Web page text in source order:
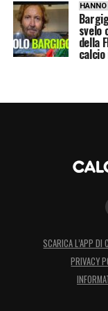
il
sviluppo del
mi piacerebbe
ospitare un
Vogliamo
svelo
della
calcio
SCARICA L’APP DI
PRIVACY